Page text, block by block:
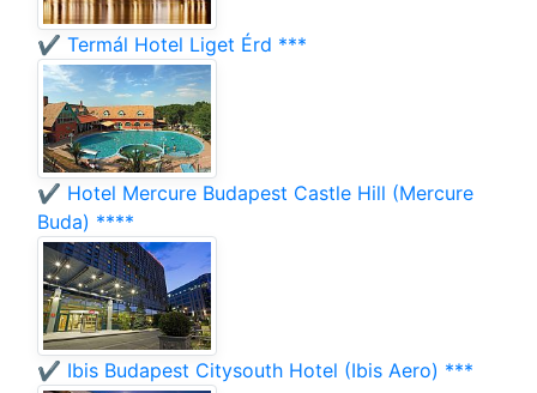
✔️ Termál Hotel Liget Érd ***
✔️ Hotel Mercure Budapest Castle Hill (Mercure
Buda) ****
✔️ Ibis Budapest Citysouth Hotel (Ibis Aero) ***